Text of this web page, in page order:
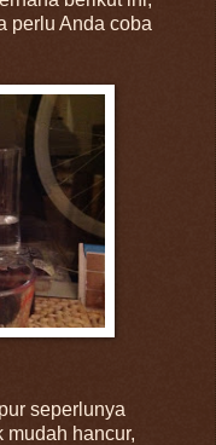
perlu Anda coba
seperlunya
mudah hancur,